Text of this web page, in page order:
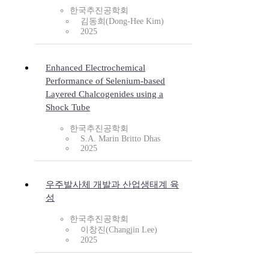
한국추진공학회
김동희(Dong-Hee Kim)
2025
Enhanced Electrochemical
Performance of Selenium-based
Layered Chalcogenides using a
Shock Tube
한국추진공학회
S.A. Marin Britto Dhas
2025
우주발사체 개발과 산업생태계 육
성
한국추진공학회
이창진(Changjin Lee)
2025